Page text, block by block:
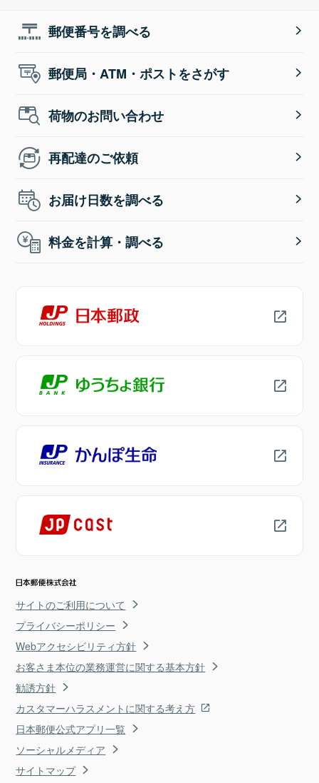
郵便番号を調べる
郵便局・ATM・ポストをさがす
荷物のお問い合わせ
再配達のご依頼
お届け日数を調べる
料金を計算・調べる
サイトのご利用について
プライバシーポリシー
Webアクセシビリティ方針
お客さま本位の業務運営に関する基本方針
勧誘方針
カスタマーハラスメントに関する考え方
日本郵便公式アプリ一覧
ソーシャルメディア
サイトマップ